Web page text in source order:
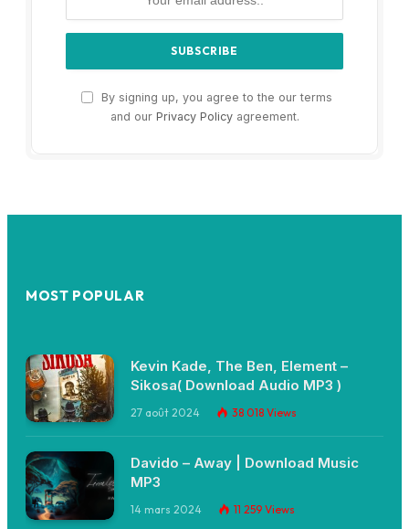
By signing up, you agree to the our terms
and our Privacy Policyagreement.
MOST POPULAR
Kevin Kade, The Ben, Element –
Sikosa( Download Audio MP3 )
27 août 2024 38 018 Views
Davido – Away | Download Music
MP3
14 mars 2024 11 259 Views